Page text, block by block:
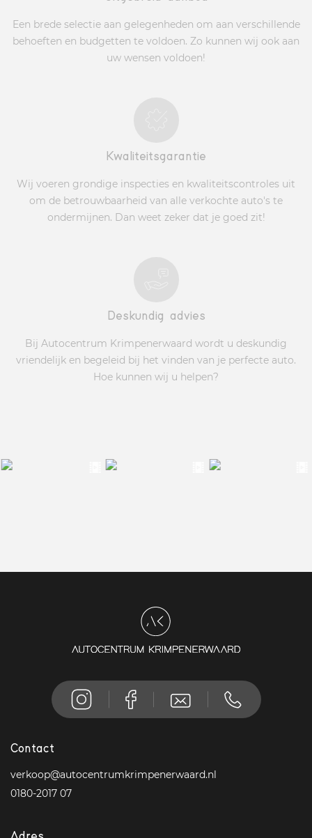
Een brede selectie aan gelegenheden om aan verschillende
behoeften en budgetten te voldoen. Zo kunnen wij ook aan
uw wensen voldoen!
Kwaliteitsgarantie
Wij voeren grondige inspecties en kwaliteitscontroles uit
om de betrouwbaarheid van alle verkochte auto's te
ondermijnen. Dan weet zeker dat je goed zit!
Deskundig advies
Bij Autocentrum Krimpenerwaard wordt u deskundig
vriendelijk en begeleid bij het vinden van je perfecte auto.
Hoe kunnen wij u helpen?
Contact
verkoop@autocentrumkrimpenerwaard.nl
0180-2017 07